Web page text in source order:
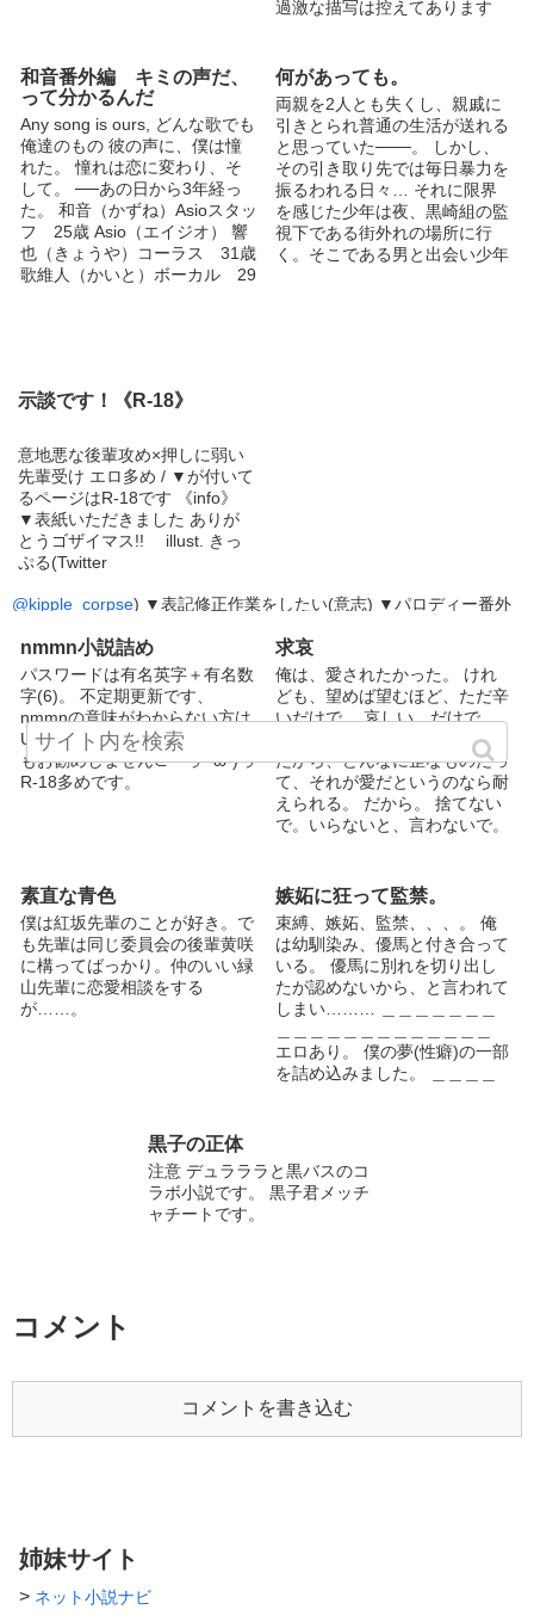
過激な描写は控えてあります
リアスなのも多め？かもしれな
いです。 たまにファンタジー
入ってきます。 つまりかなり
自由です( ´꒳​` ) 基本的には作者
の個人的な好みで書いていきま
すが、もし何かご要望などがあ
ればコメントにてお知らせ下さ
い。 ※以前から趣味で書いて
いた物を投稿しています。 誤
字脱字には気をつけています
和音番外編 キミの声だ、
って分かるんだ
Any song is ours, どんな歌でも
俺達のもの 彼の声に、僕は憧
れた。 憧れは恋に変わり、そ
して。 ──あの日から3年経っ
た。 和音（かずね）Asioスタッ
フ 25歳 Asio（エイジオ） 響
也（きょうや）コーラス 31歳
歌維人（かいと）ボーカル 29
何があっても。
両親を2人とも失くし、親戚に
引きとられ普通の生活が送れる
と思っていた───。 しかし、
その引き取り先では毎日暴力を
振るわれる日々… それに限界
を感じた少年は夜、黒崎組の監
視下である街外れの場所に行
く。そこである男と出会い少年
㎝/？㎏ 黒崎組：ハッカー(執行
歳/？㎝/？㎏ 黒崎組：ハッカー
(執行部) 風見 (ｶｻﾞﾐ) 黒崎組 : 医
師 黒崎 刀哉 (ｸﾛｻｷ ﾄｳﾔ) 黒崎組 :
会長 黒崎 桃子 (ｸﾛｻｷ ﾓﾓｺ) 黒崎
刀哉の嫁 美仔（ﾐｺ） 佑月の父
の妹 和夫（ｶｽﾞｵ） 美仔の夫 晃
（ｱｷﾗ） 美仔、和夫の息子
示談です！《R-18》
意地悪な後輩攻め×押しに弱い
先輩受け エロ多め / ▼が付いて
るページはR-18です 《info》
▼表紙いただきました ありが
とうゴザイマス!! illust. きっ
ぷる(Twitter
@kipple_corpse) ▼表記修正作業をしたい(意志) ▼パロディー番外
トや漫画いただいてます 本当にありがとうございます ご覧くだ
されば幸いです 【―秘密―】 りょう様がコラボしてくださいまし
た！ 上記タイトルから作品へjump可能 349頁が該当部分です、ぜ
ひに ▼お正月編 feat.『―秘密―』りょう様 著 お返しで、りょう
様の作品とコラボさせていただきました ▼Twitter
日常つぶやきが主ですが、ごく稀に創作も流してます 示談だっ
たり示談じゃなかったりしますが 《thanks》 累計アクセス270万↑
お気に入り2800↑&イイネ4600↑ ランキング9位 (2016.10.30) いつも
本当にありがとうございます ※誤字脱字などはご報告ください ※タ
グ編集ありがとうございます！ うれしいです！ special thanks/ y-
nmmn小説詰め
パスワードは有名英字＋有名数
字(6)。 不定期更新です、
nmmnの意味がわからない方は
Uターン。 また、地雷が多い方
もお勧めしません⊂⌒っ*-ω-)っ
R-18多めです。
求哀
俺は、愛されたかった。 けれ
ども、望めば望むほど、ただ辛
いだけで。 哀しい、だけで。
望んだ形の愛が、遠すぎる。
だから、どんなに歪なものだっ
て、それが愛だというのなら耐
えられる。 だから。 捨てない
で。いらないと、言わないで。
されて、愛するだけの「おれ」
に。 ねえ、父さん
××××××××××××××××××××××××
×× ※近親相姦表現アリ、暴力
表現アリ 暗いです！とても暗
い。 主人公はヤク中にされて
ます。
××××××××××××××××××××××××
×
素直な青色
僕は紅坂先輩のことが好き。で
も先輩は同じ委員会の後輩黄咲
に構ってばっかり。仲のいい緑
山先輩に恋愛相談をする
が……。
嫉妬に狂って監禁。
束縛、嫉妬、監禁、、、。 俺
は幼馴染み、優馬と付き合って
いる。 優馬に別れを切り出し
たが認めないから、と言われて
しまい……… ＿＿＿＿＿＿＿
エロあり。 僕の夢(性癖)の一部
を詰め込みました。 ＿＿＿＿
変な表現も。 よろしく。
黒子の正体
注意 デュラララと黒バスのコ
ラボ小説です。 黒子君メッチ
ャチートです。
コメント
コメントを書き込む
姉妹サイト
> ネット小説ナビ